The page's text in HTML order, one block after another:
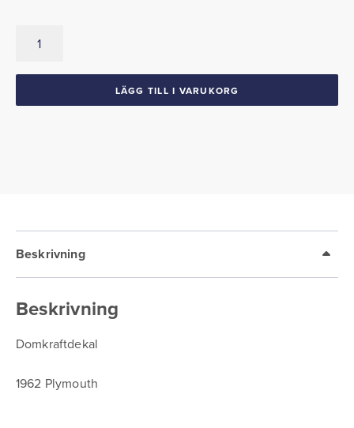
LÄGG TILL I VARUKORG
Beskrivning
Beskrivning
Domkraftdekal
1962 Plymouth